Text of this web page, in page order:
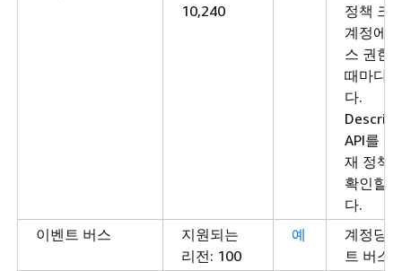
10,240
정책 크
계정에
스 권한
때마다
다.
API를
재 정책
확인할
다.
이벤트 버스
지원되는
리전: 100
예
계정당
트 버스